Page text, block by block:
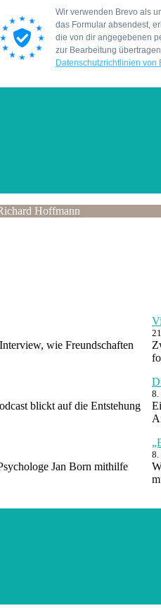
Hoffmann
wie Freundschaften
blickt auf die Entstehung
8.
Jan Born mithilfe
8.